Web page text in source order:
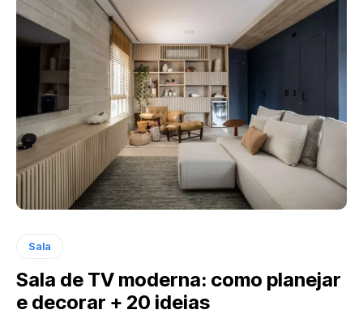
Sala
Sala de TV moderna: como planejar
e decorar + 20 ideias